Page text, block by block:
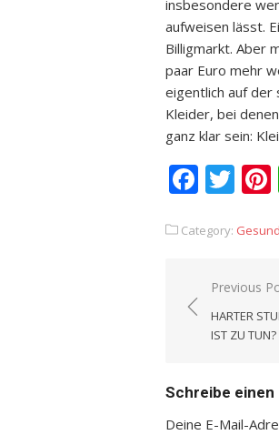
insbesondere
aufweisen lässt.
Billigmarkt. Aber
paar Euro mehr
eigentlich auf der
Kleider, bei
ganz klar sein:
Category:
Beitrags-
Navigation
Previous
HARTER
IST ZU TUN?
Schreibe einen
Deine E-Mail-